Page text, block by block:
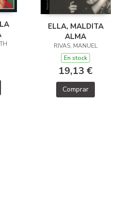
ELLA, MALDITA
ALMA
RIVAS, MANUEL
En stock
19,13 €
Comprar